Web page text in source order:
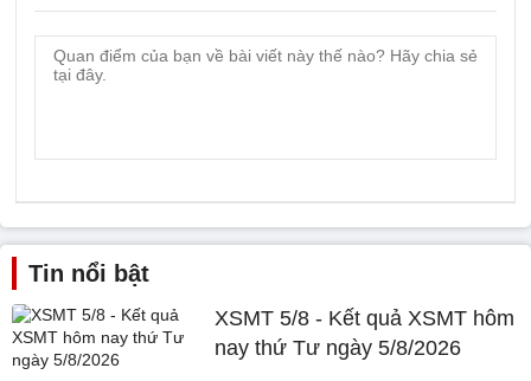
Tin nổi bật
XSMT 5/8 - Kết quả XSMT hôm
nay thứ Tư ngày 5/8/2026